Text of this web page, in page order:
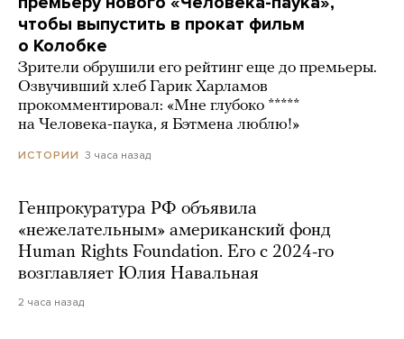
чтобы выпустить в прокат фильм
о Колобке
Зрители обрушили его рейтинг еще до премьеры.
Озвучивший хлеб Гарик Харламов
прокомментировал: «Мне глубоко *****
на Человека-паука, я Бэтмена люблю!»
ИСТОРИИ 3 часа назад
Генпрокуратура РФ объявила
«нежелательным» американский фонд
Human Rights Foundation. Его с 2024-го
возглавляет Юлия Навальная
2 часа назад